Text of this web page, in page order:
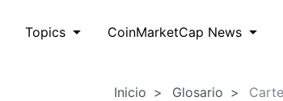
Topics CoinMarketCap News
Inicio Glosario